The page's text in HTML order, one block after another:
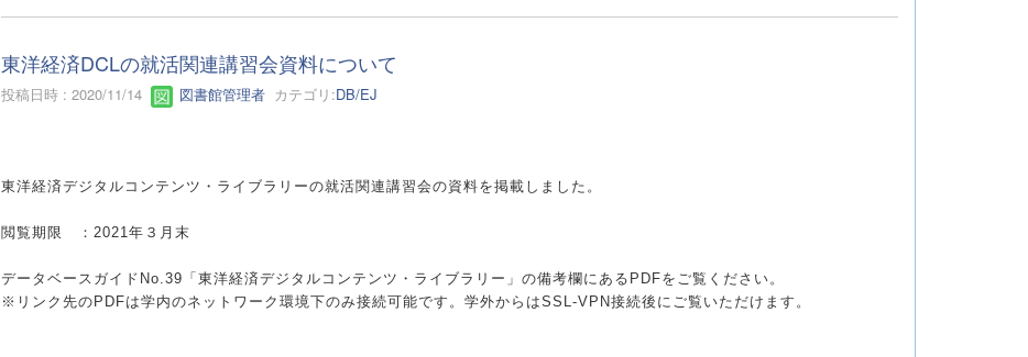
東洋経済DCLの就活関連講習会資料について
投稿日時 : 2020/11/14 図書館管理者カテゴリ:DB/EJ
東洋経済デジタルコンテンツ・ライブラリーの就活関連講習会の資料を掲載しました。
閲覧期限 ：2021年３月末
データベースガイドNo.39「東洋経済デジタルコンテンツ・ライブラリー」の備考欄にあるPDFをご覧ください。
※リンク先のPDFは学内のネットワーク環境下のみ接続可能です。 学外からはSSL-VPN接続後にご覧いただけます。